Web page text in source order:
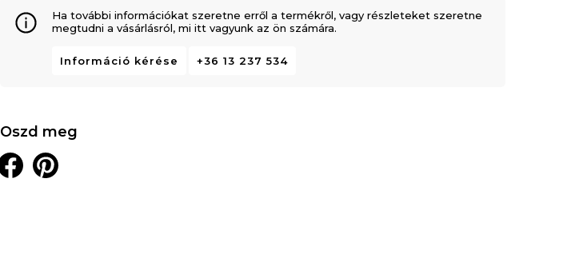
Ha további információkat szeretne erről a termékről, vagy részleteket szeretne
megtudni a vásárlásról, mi itt vagyunk az ön számára.
Információ kérése +36 13 237 534
Oszd meg